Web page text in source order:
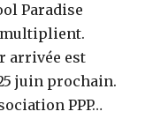
Paradise
multiplient.
arrivée est
juin prochain.
PPP…